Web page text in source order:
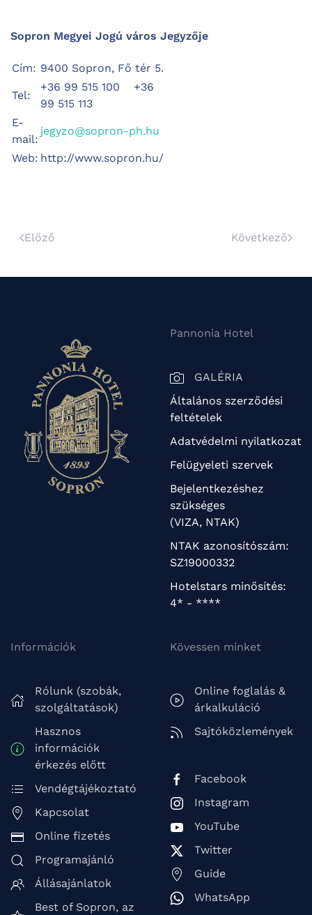
Sopron Megyei Jogú város Jegyzője
Cím: 9400 Sopron, Fő tér 5.
Tel:
+36 99 515 100 +36
99 515 113
E-
mail:
jegyzo@sopron-ph.hu
Web: http://www.sopron.hu/
Előző Következő
Pannonia Hotel
GALÉRIA
Általános szerződési
feltételek
Adatvédelmi nyilatkozat
Felügyeleti szervek
Bejelentkezéshez
szükséges
(VIZA, NTAK)
NTAK azonosítószám:
SZ19000332
Hotelstars minősítés:
4* - ****
Információk
Rólunk (szobák,
szolgáltatások)
Hasznos
információk
érkezés előtt
Vendégtájékoztató
Kapcsolat
Online fizetés
Programajánló
Állásajánlatok
Best of Sopron, az
Kövessen minket
Online foglalás &
árkalkuláció
Sajtóközlemények
Facebook
Instagram
YouTube
Twitter
Guide
WhatsApp